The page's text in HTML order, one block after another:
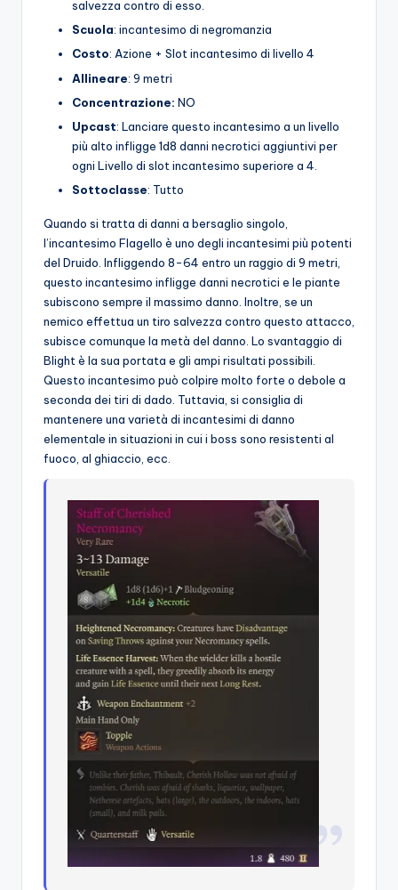
salvezza contro di esso.
Scuola: incantesimo di negromanzia
Costo: Azione + Slot incantesimo di livello 4
Allineare: 9 metri
Concentrazione: NO
Upcast: Lanciare questo incantesimo a un livello
più alto infligge 1d8 danni necrotici aggiuntivi per
ogni Livello di slot incantesimo superiore a 4.
Sottoclasse: Tutto
Quando si tratta di danni a bersaglio singolo,
l’incantesimo Flagello è uno degli incantesimi più potenti
del Druido. Infliggendo 8-64 entro un raggio di 9 metri,
questo incantesimo infligge danni necrotici e le piante
subiscono sempre il massimo danno. Inoltre, se un
nemico effettua un tiro salvezza contro questo attacco,
subisce comunque la metà del danno. Lo svantaggio di
Blight è la sua portata e gli ampi risultati possibili.
Questo incantesimo può colpire molto forte o debole a
seconda dei tiri di dado. Tuttavia, si consiglia di
mantenere una varietà di incantesimi di danno
elementale in situazioni in cui i boss sono resistenti al
fuoco, al ghiaccio, ecc.